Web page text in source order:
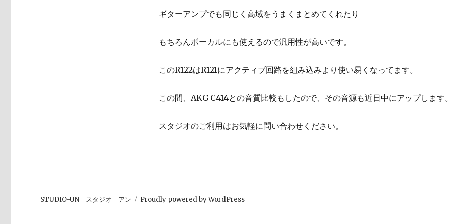
ギターアンプでも同じく高域をうまくまとめてくれたり
もちろんボーカルにも使えるので汎用性が高いです。
このR122はR121にアクティブ回路を組み込みより使い易くなってます。
この間、AKG C414との音質比較もしたので、その音源も近日中にアップします。
スタジオのご利用はお気軽に問い合わせください。
STUDIO-UN スタジオ アン Proudly powered by WordPress